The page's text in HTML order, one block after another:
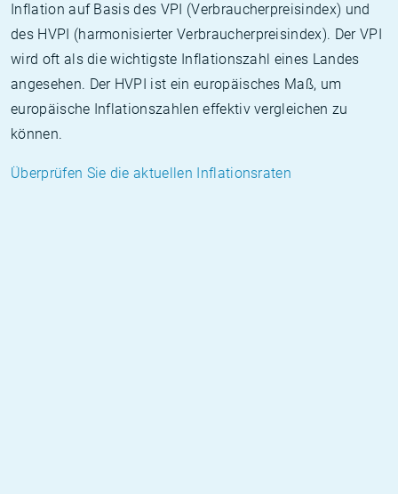
Inflation auf Basis des VPI (Verbraucherpreisindex) und
des HVPI (harmonisierter Verbraucherpreisindex). Der VPI
wird oft als die wichtigste Inflationszahl eines Landes
angesehen. Der HVPI ist ein europäisches Maß, um
europäische Inflationszahlen effektiv vergleichen zu
können.
Überprüfen Sie die aktuellen Inflationsraten